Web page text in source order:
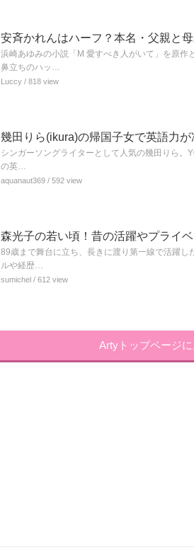
安斉かれんはハーフ？本名・父親と
浜崎あゆみの小説「M 愛すべき人がいて」を原作
鼻立ちのハッ…
Luccy / 818 view
幾田りら(ikura)の帰国子女で英語力
シンガーソングライターとして人気の幾田りら。
の英…
aquanaut369 / 592 view
森光子の若い頃！昔の活躍やプライ
89歳まで舞台に立ち、長きに渡り第一線で活躍
ルや経歴…
sumichel / 612 view
Artyトップページに